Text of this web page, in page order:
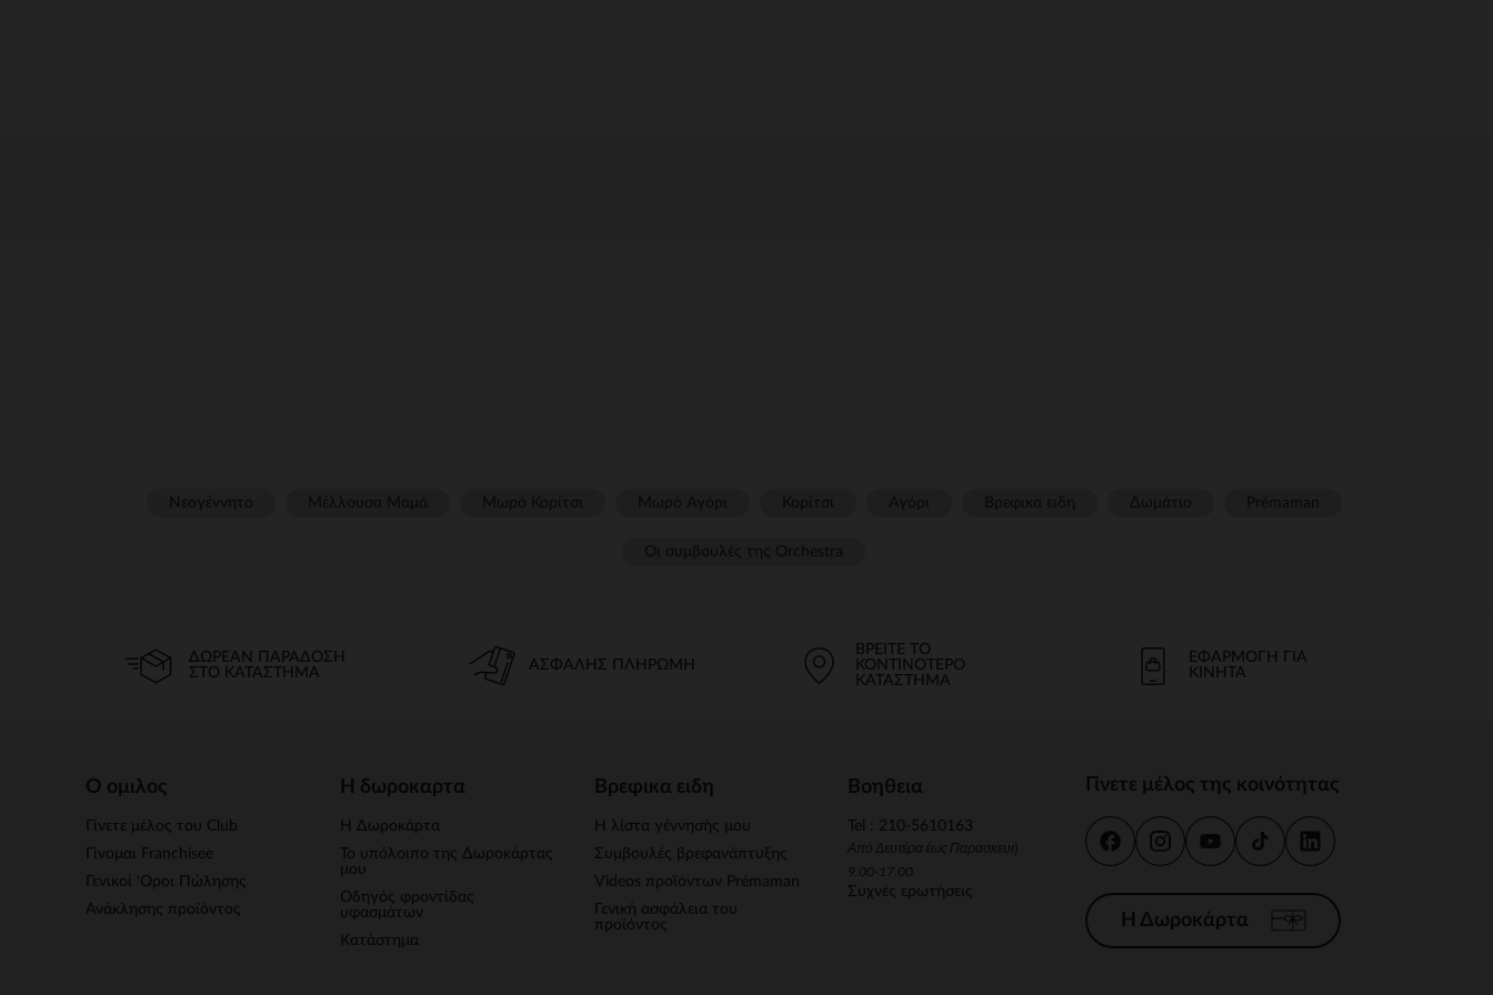
ΔΩΡΕΆΝ ΠΑΡΆΔΟΣΗ
ΣΤΟ ΚΑΤΆΣΤΗΜΑ
ΑΣΦΑΛΉΣ ΠΛΗΡΩΜΉ
ΒΡΕΊΤΕ ΤΟ
ΚΟΝΤΙΝΌΤΕΡΟ
ΚΑΤΆΣΤΗΜΑ
ΕΦΑΡΜΟΓΉ ΓΙΑ
ΚΙΝΗΤΆ
Ο ομιλος
Γίνετε μέλος του Club
Γίνομαι Franchisee
Γενικοί 'Οροι Πώλησης
Ανάκλησης προϊόντος
Η δωροκαρτα
Η Δωροκάρτα
Το υπόλοιπο της Δωροκάρτας
μου
Οδηγός φροντίδας
υφασμάτων
Κατάστημα
Βρεφικα ειδη
Η λίστα γέννησής μου
Συμβουλές βρεφανάπτυξης
Videos προϊόντων Prémaman
Γενική ασφάλεια του
προϊόντος
Βοηθεια
Tel : 210-5610163
Από Δευτέρα έως Παρασκευή
9.00-17.00
Συχνές ερωτήσεις
Γίνετε μέλος της κοινότητας
Η Δωροκάρτα